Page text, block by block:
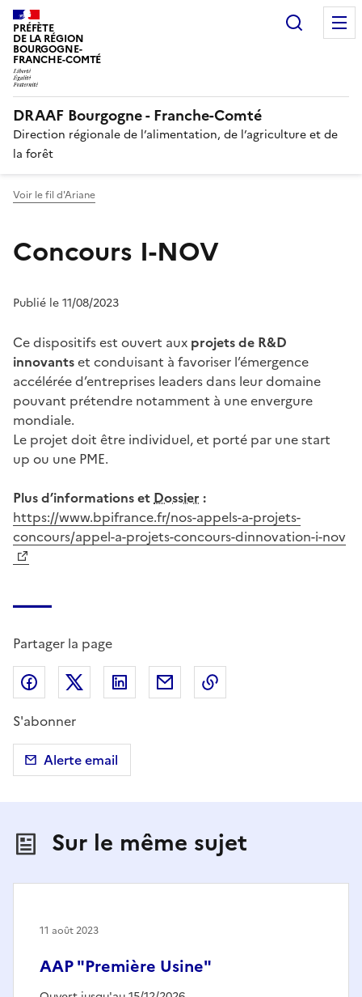
PRÉFÈTE
DE LA RÉGION
BOURGOGNE-
FRANCHE-COMTÉ
DRAAF Bourgogne - Franche-Comté
Direction régionale de l’alimentation, de l’agriculture et de
la forêt
Voir le fil d'Ariane
Concours I-NOV
Publié le 11/08/2023
Ce dispositifs est ouvert aux projets de R&D
innovantset conduisant à favoriser l’émergence
accélérée d’entreprises leaders dans leur domaine
pouvant prétendre notamment à une envergure
mondiale.
Le projet doit être individuel, et porté par une start
up ou une PME.
Plus d’informations et Dossier :
https://www.bpifrance.fr/nos-appels-a-projets-
concours/appel-a-projets-concours-dinnovation-i-nov
Partager la page
Partager sur Facebook
Partager sur X (anciennement Twitter)
Partager sur LinkedIn
Partager par email
S'abonner
Alerte email
Sur le même sujet
AAP "Première Usine"
11 août 2023